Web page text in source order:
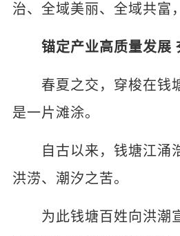
治、全域美丽、全域共富
锚定产业高质量发展
春夏之交，穿梭在钱塘
是一片滩涂。
自古以来，钱塘江涌浩
洪涝、潮汐之苦。
为此钱塘百姓向洪潮宣